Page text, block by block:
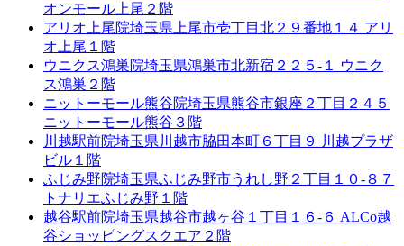
オンモール上尾２階
アリオ上尾院埼玉県上尾市壱丁目北２９番地１４ アリ
オ上尾１階
ウニクス鴻巣院埼玉県鴻巣市北新宿２２５-１ ウニク
ス鴻巣２階
ニットーモール熊谷院埼玉県熊谷市銀座２丁目２４５
ニットーモール熊谷３階
川越駅前院埼玉県川越市脇田本町６丁目９ 川越プラザ
ビル１階
ふじみ野院埼玉県ふじみ野市うれし野２丁目１０-８７
トナリエふじみ野１階
越谷駅前院埼玉県越谷市越ヶ谷１丁目１６-６ ALCo越
谷ショッピングスクエア２階